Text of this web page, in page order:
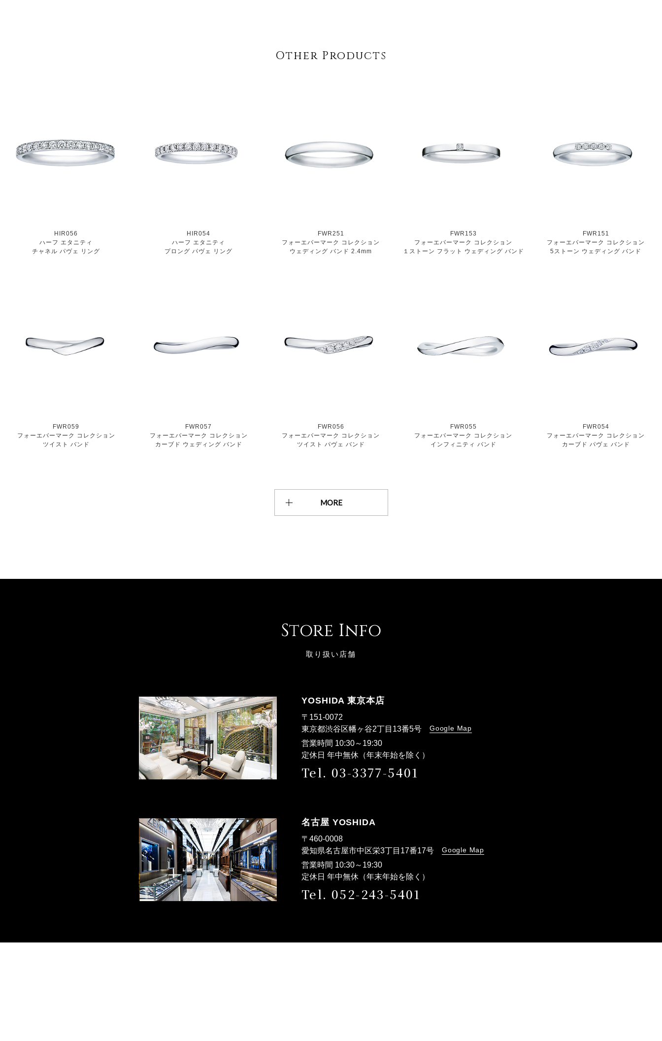
Other Products
HIR056
ハーフ エタニティ
チャネル パヴェ リング
HIR054
ハーフ エタニティ
プロング パヴェ リング
FWR251
フォーエバーマーク コレクション
ウェディング バンド 2.4mm
FWR153
フォーエバーマーク コレクション
１ストーン フラット ウェディング バンド
FWR151
フォーエバーマーク コレクション
5ストーン ウェディング バンド
FWR059
フォーエバーマーク コレクション
ツイスト バンド
FWR057
フォーエバーマーク コレクション
カーブド ウェディング バンド
FWR056
フォーエバーマーク コレクション
ツイスト パヴェ バンド
FWR055
フォーエバーマーク コレクション
インフィニティ バンド
FWR054
フォーエバーマーク コレクション
カーブド パヴェ バンド
MORE
Store Info
取り扱い店舗
YOSHIDA 東京本店
〒151-0072
東京都渋谷区幡ヶ谷2丁目13番5号 Google Map
営業時間 10:30～19:30
定休日 年中無休（年末年始を除く）
Tel. 03-3377-5401
名古屋 YOSHIDA
〒460-0008
愛知県名古屋市中区栄3丁目17番17号 Google Map
営業時間 10:30～19:30
定休日 年中無休（年末年始を除く）
Tel. 052-243-5401